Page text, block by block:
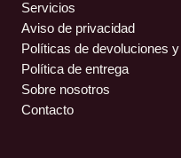
Servicios
Aviso de privacidad
Políticas de devoluciones
Política de entrega
Sobre nosotros
Contacto